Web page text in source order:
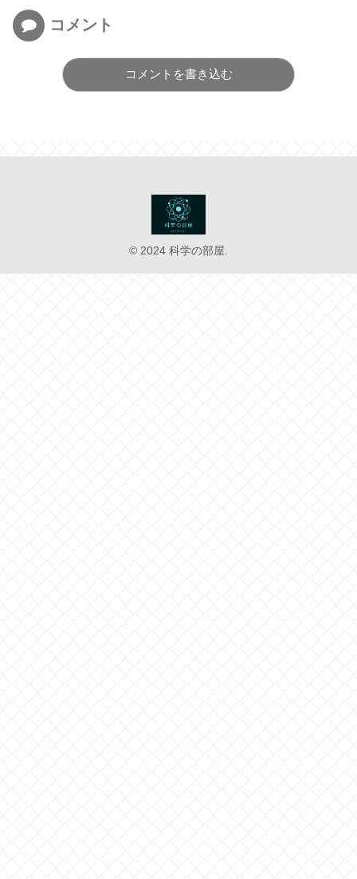
コメント
コメントを書き込む
© 2024 科学の部屋.